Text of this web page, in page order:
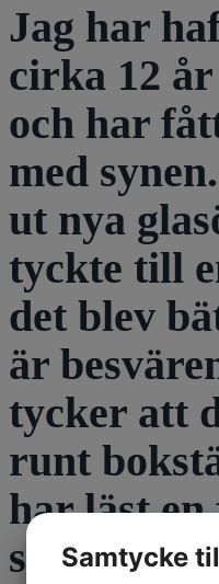
Jag har
cirka 12
och har
med
ut nya
tyckte till
det blev
är
tycker att
runt
har läst
sågSamtycke